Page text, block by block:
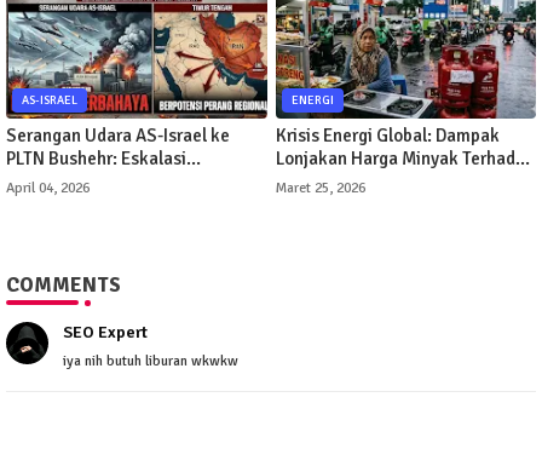
AS-ISRAEL
Serangan Udara AS-Israel ke
PLTN Bushehr: Eskalasi
Berbahaya di Timur Tengah
April 04, 2026
ENERGI
Krisis Energi Global: Dampak
Lonjakan Harga Minyak Terhadap
Perekonomian Indonesia
Maret 25, 2026
COMMENTS
SEO Expert
iya nih butuh liburan wkwkw